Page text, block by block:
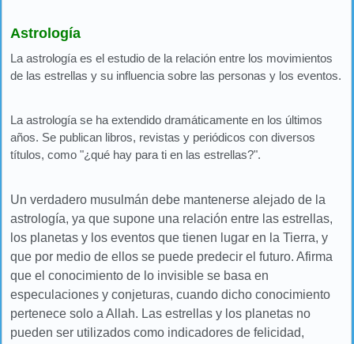
Astrología
La astrología es el estudio de la relación entre los movimientos
de las estrellas y su influencia sobre las personas y los eventos.
La astrología se ha extendido dramáticamente en los últimos
años. Se publican libros, revistas y periódicos con diversos
títulos, como "¿qué hay para ti en las estrellas?".
Un verdadero musulmán debe mantenerse alejado de la
astrología, ya que supone una relación entre las estrellas,
los planetas y los eventos que tienen lugar en la Tierra, y
que por medio de ellos se puede predecir el futuro. Afirma
que el conocimiento de lo invisible se basa en
especulaciones y conjeturas, cuando dicho conocimiento
pertenece solo a Allah. Las estrellas y los planetas no
pueden ser utilizados como indicadores de felicidad,